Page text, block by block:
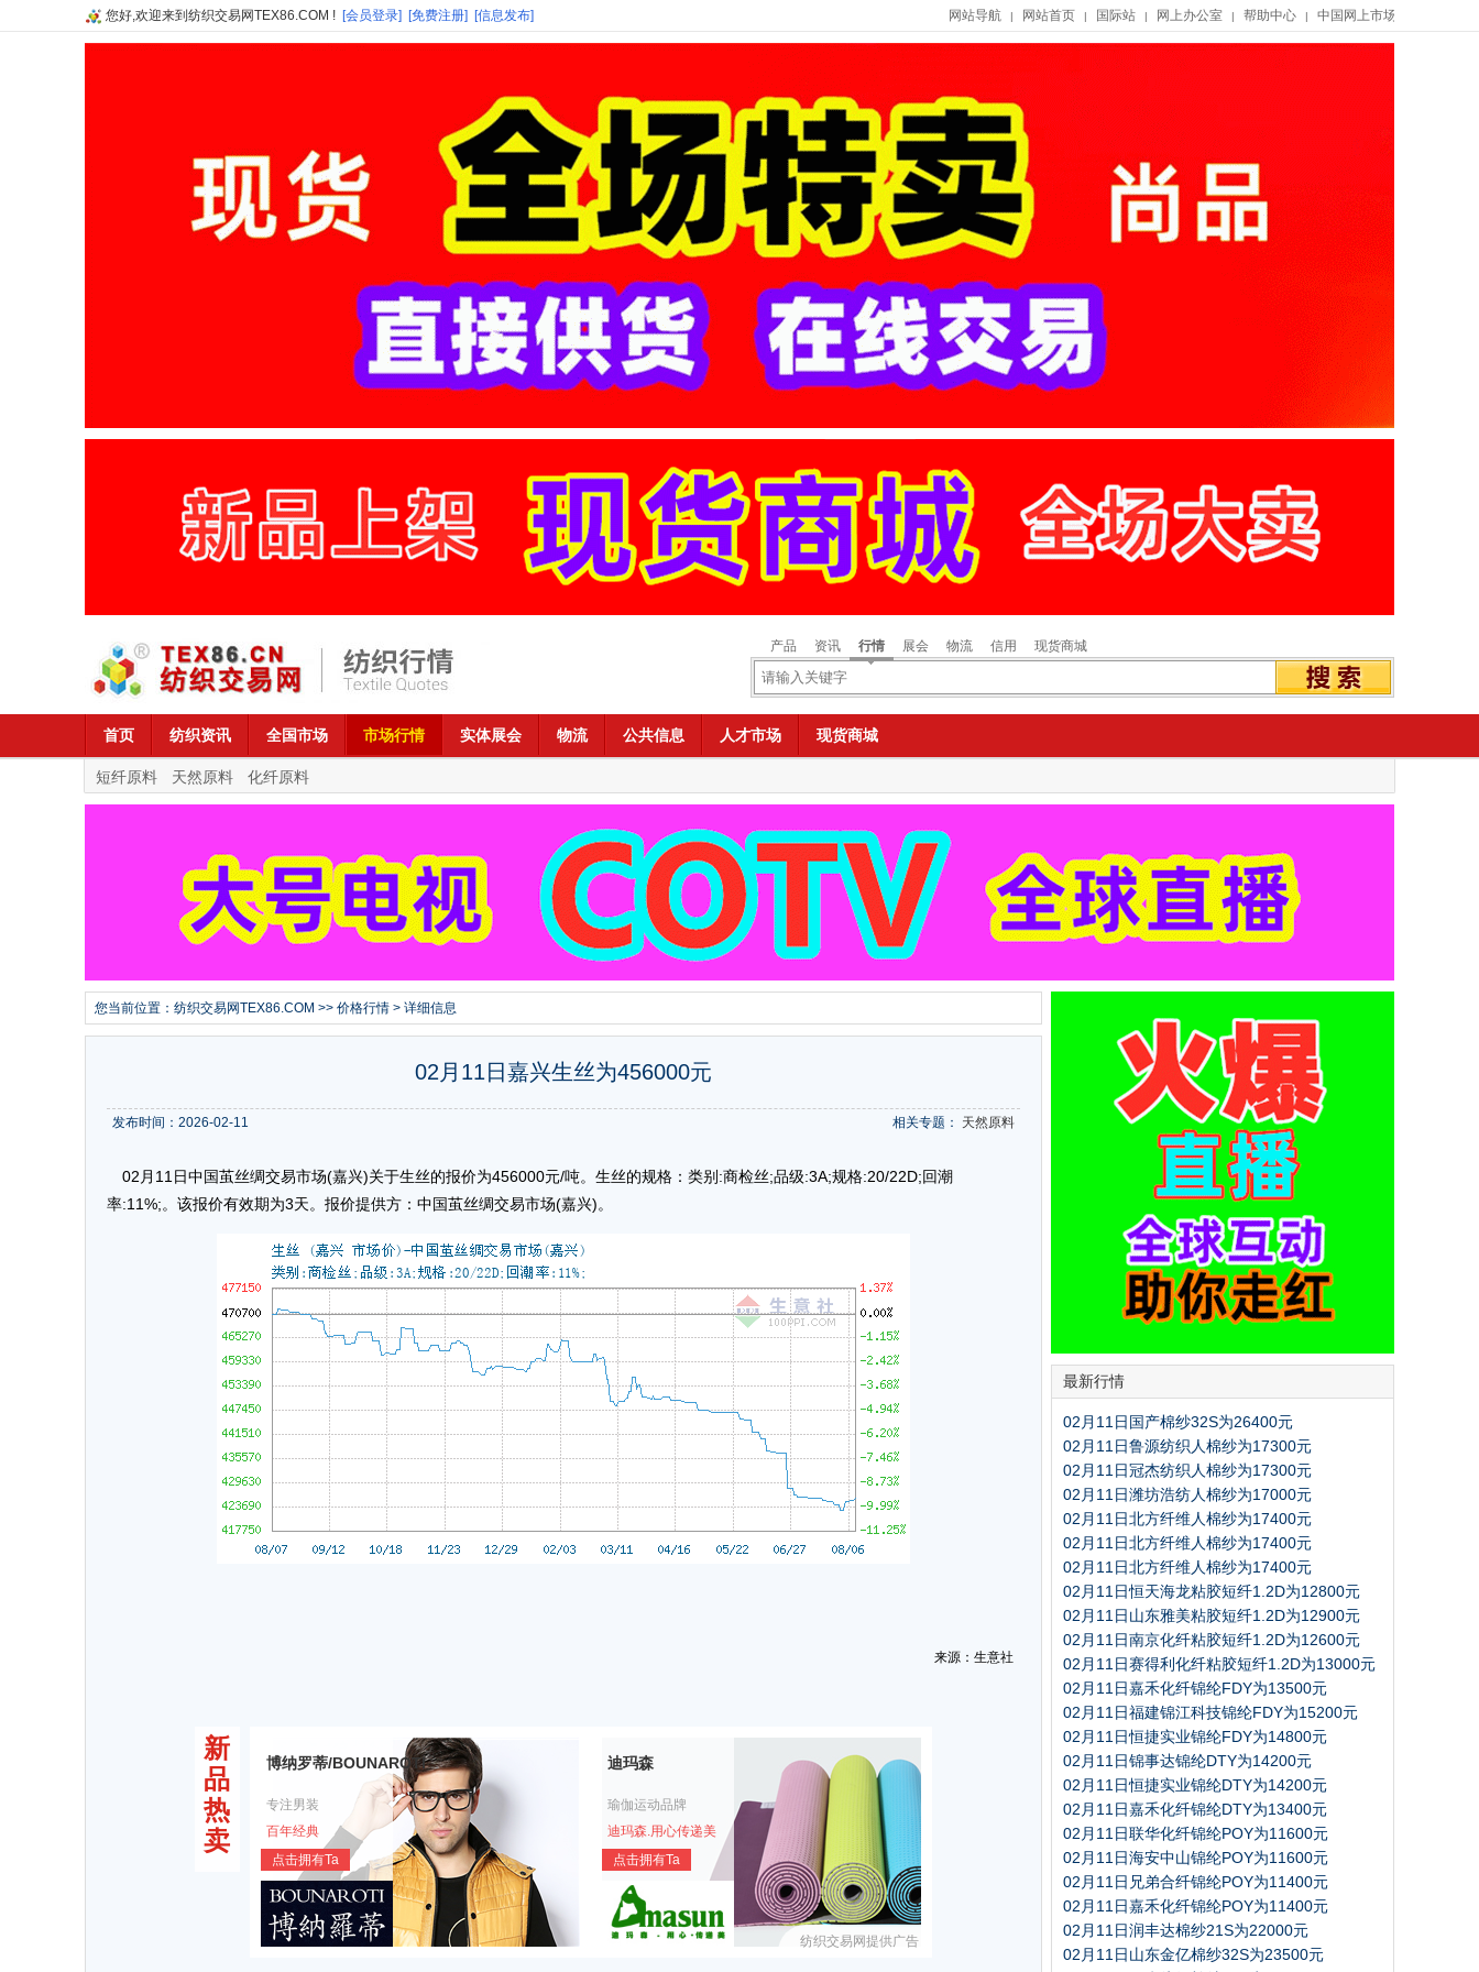
您好,欢迎来到纺织交易网TEX86.COM ! [会员登录] [免费注册] [信息发布] 网站导航 | 网站首页 | 国际站 | 网上办公室 | 帮助中心 | 中国网上市场
产品 资讯 行情 展会 物流 信用 现货商城
首页 纺织资讯 全国市场 市场行情 实体展会 物流 公共信息 人才市场 现货商城
短纤原料 天然原料 化纤原料
您当前位置： 纺织交易网TEX86.COM >> 价格行情 > 详细信息
02月11日嘉兴生丝为456000元
相关专题： 天然原料
发布时间：2026-02-11
02月11日中国茧丝绸交易市场(嘉兴)关于生丝的报价为456000元/吨。生丝的规格：类别:商检丝;品级:3A;规格:20/22D;回潮
率:11%;。该报价有效期为3天。报价提供方：中国茧丝绸交易市场(嘉兴)。
来源：生意社
新
品
热
卖
博纳罗蒂/BOUNAROTI
专注男装
百年经典
点击拥有Ta
迪玛森
瑜伽运动品牌
迪玛森.用心传递美
点击拥有Ta
纺织交易网提供广告
最新行情
02月11日国产棉纱32S为26400元
02月11日鲁源纺织人棉纱为17300元
02月11日冠杰纺织人棉纱为17300元
02月11日潍坊浩纺人棉纱为17000元
02月11日北方纤维人棉纱为17400元
02月11日北方纤维人棉纱为17400元
02月11日北方纤维人棉纱为17400元
02月11日恒天海龙粘胶短纤1.2D为12800元
02月11日山东雅美粘胶短纤1.2D为12900元
02月11日南京化纤粘胶短纤1.2D为12600元
02月11日赛得利化纤粘胶短纤1.2D为13000元
02月11日嘉禾化纤锦纶FDY为13500元
02月11日福建锦江科技锦纶FDY为15200元
02月11日恒捷实业锦纶FDY为14800元
02月11日锦事达锦纶DTY为14200元
02月11日恒捷实业锦纶DTY为14200元
02月11日嘉禾化纤锦纶DTY为13400元
02月11日联华化纤锦纶POY为11600元
02月11日海安中山锦纶POY为11600元
02月11日兄弟合纤锦纶POY为11400元
02月11日嘉禾化纤锦纶POY为11400元
02月11日润丰达棉纱21S为22000元
02月11日山东金亿棉纱32S为23500元